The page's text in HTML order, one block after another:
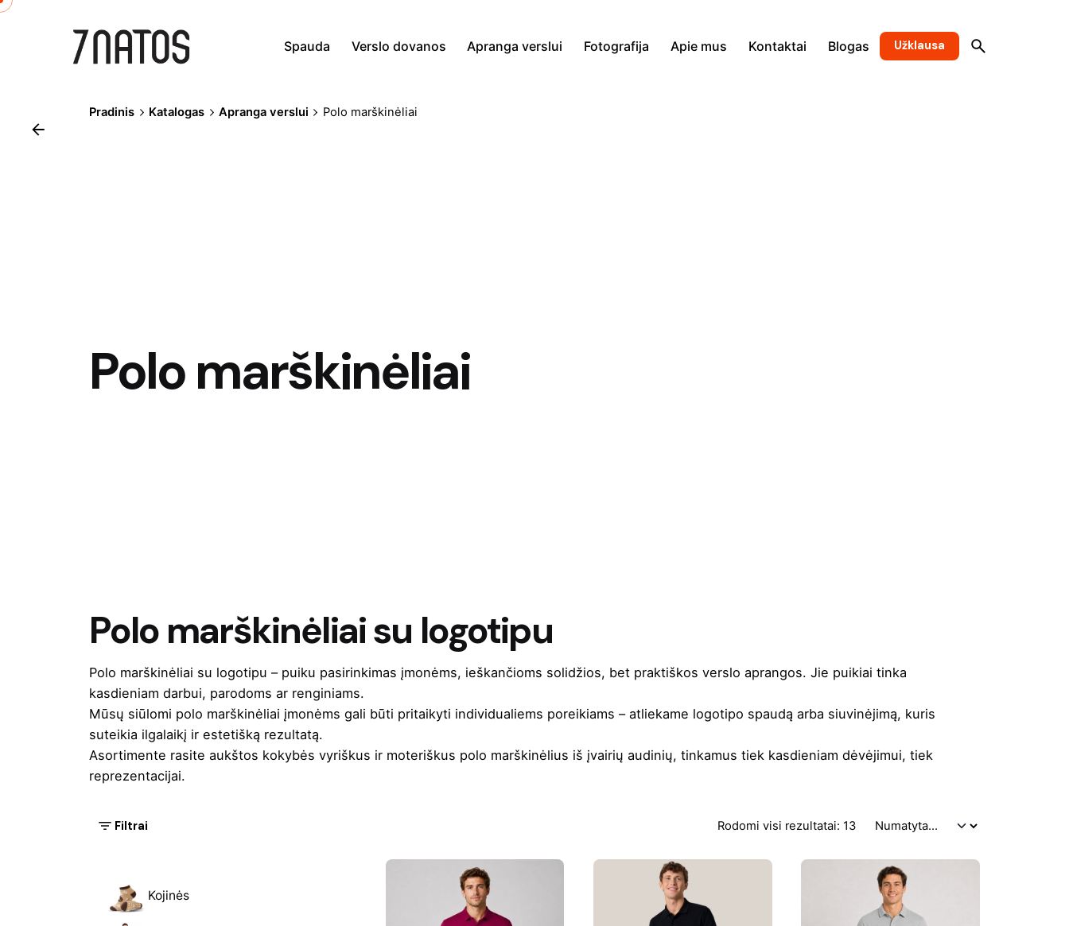
Skip
Spauda Verslo dovanos Apranga verslui Fotografija Apie mus Kontaktai Blogas Užklausa
Pradinis Katalogas Apranga verslui Polo marškinėliai
Polo marškinėliai
Polo marškinėliai su logotipu
Polo marškinėliai su logotipu – puiku pasirinkimas įmonėms, ieškančioms solidžios, bet praktiškos verslo aprangos. Jie puikiai tinka
kasdieniam darbui, parodoms ar renginiams.
Mūsų siūlomi polo marškinėliai įmonėms gali būti pritaikyti individualiems poreikiams – atliekame logotipo spaudą arba siuvinėjimą, kuris
suteikia ilgalaikį ir estetišką rezultatą.
Asortimente rasite aukštos kokybės vyriškus ir moteriškus polo marškinėlius iš įvairių audinių, tinkamus tiek kasdieniam dėvėjimui, tiek
reprezentacijai.
Filtrai Rodomi visi rezultatai: 13
Kojinės